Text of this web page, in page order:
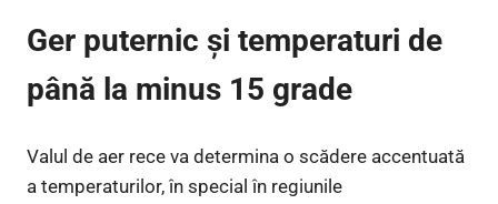
Ger puternic și temperaturi de
până la minus 15 grade
Valul de aer rece va determina o scădere accentuată
a temperaturilor, în special în regiunile